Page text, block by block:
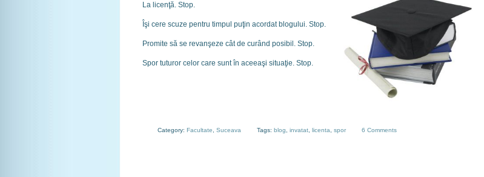
La licenţă. Stop.
Îşi cere scuze pentru timpul puţin acordat blogului. Stop.
Promite să se revanşeze cât de curând posibil. Stop.
Spor tuturor celor care sunt în aceeaşi situaţie. Stop.
Category: Facultate Suceava Tags: blog invatat licenta spor 6 Comments